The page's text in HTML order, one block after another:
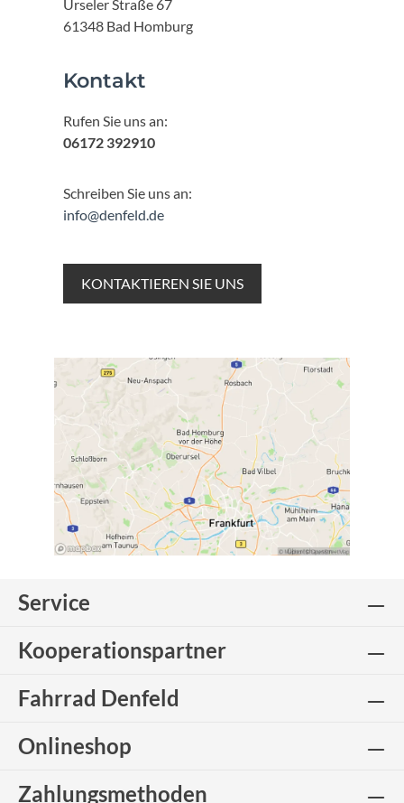
Urseler Straße 67
61348 Bad Homburg
Kontakt
Rufen Sie uns an:
06172 392910
Schreiben Sie uns an:
info@denfeld.de
KONTAKTIEREN SIE UNS
Service
Kooperationspartner
Fahrrad Denfeld
Onlineshop
Zahlungsmethoden